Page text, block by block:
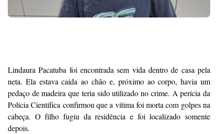
Lindaura Pacatuba foi encontrada sem vida dentro de casa pela
neta. Ela estava caída ao chão e, próximo ao corpo, havia um
pedaço de madeira que teria sido utilizado no crime. A perícia da
Polícia Científica confirmou que a vítima foi morta com golpes na
cabeça. O filho fugiu da residência e foi localizado somente
depois.